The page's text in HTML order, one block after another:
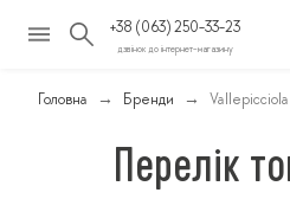
+38 (063) 250-33-23
дзвінок до інтернет-магазину
Головна Бренди Vallepicciola
Перелік